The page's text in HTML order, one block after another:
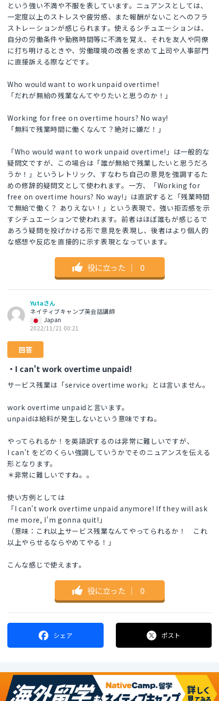
という強い不満や不服を表しています。ニュアンスとしては、
一定度以上のストレスや疲労感、また報酬がないことへのフラ
ストレーションが感じられます。使えるシチュエーションは、
自分の労働条件や勤務時間等に不満を覚え、それを友人や同僚
に打ち明けるときや、労働環境の改善を求めて上司や人事部門
に直接訴える際などです。
Who would want to work unpaid overtime!
「だれが無給の残業なんてやりたいと思うのか！」
Working for free on overtime hours? No way!
「無料で残業時間に働くなんて？絶対に嫌だ！」
「Who would want to work unpaid overtime!」は一般的な
疑問文ですが、この場合は「誰が無給で残業したいと思うだろ
うか！」というレトリック、すなわち自己の意見を強調するた
めの修辞的疑問文として使われます。一方、「Working for
free on overtime hours? No way!」は直訳すると「残業時間
で無給で働く？ ありえない！」という表現で、強い拒否感を示
すシチュエーションで使われます。前者はほぼ誰もが感じるで
あろう疑問を投げかける形で意見を表現し、後者はより個人的
な感想や反応を直接的に示す表現となっています。
役に立った ｜ 0
Yutaさん
ネイティブキャンプ英会話講師
Japan
2022/11/21 00:21
回答
・I can't work overtime unpaid!
サービス残業は「service overtime work」とは言いません。
work overtime unpaidと言います。
unpaidは給料が発生しないという意味ですね。
やってられるか！を英語訳するのは非常に難しいですが、
I can't をどのくらい強調していうかでそのニュアンスを伝える
形となります。
＊非常に難しいですね。。
使い方例としては
「I can't work overtime unpaid anymore! If they will ask
me more, I'm gonna quit!」
（意味：これ以上サービス残業なんてやってられるか！ これ
以上やらせるならやめてやる！」
こんな感じで使えます。
役に立った ｜ 0
シェア ポスト